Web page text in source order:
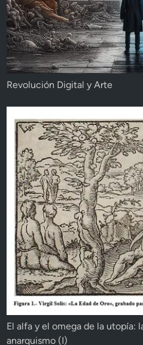
Revolución Digital y Arte
El alfa y el omega de la utopía:
anarquismo (I)